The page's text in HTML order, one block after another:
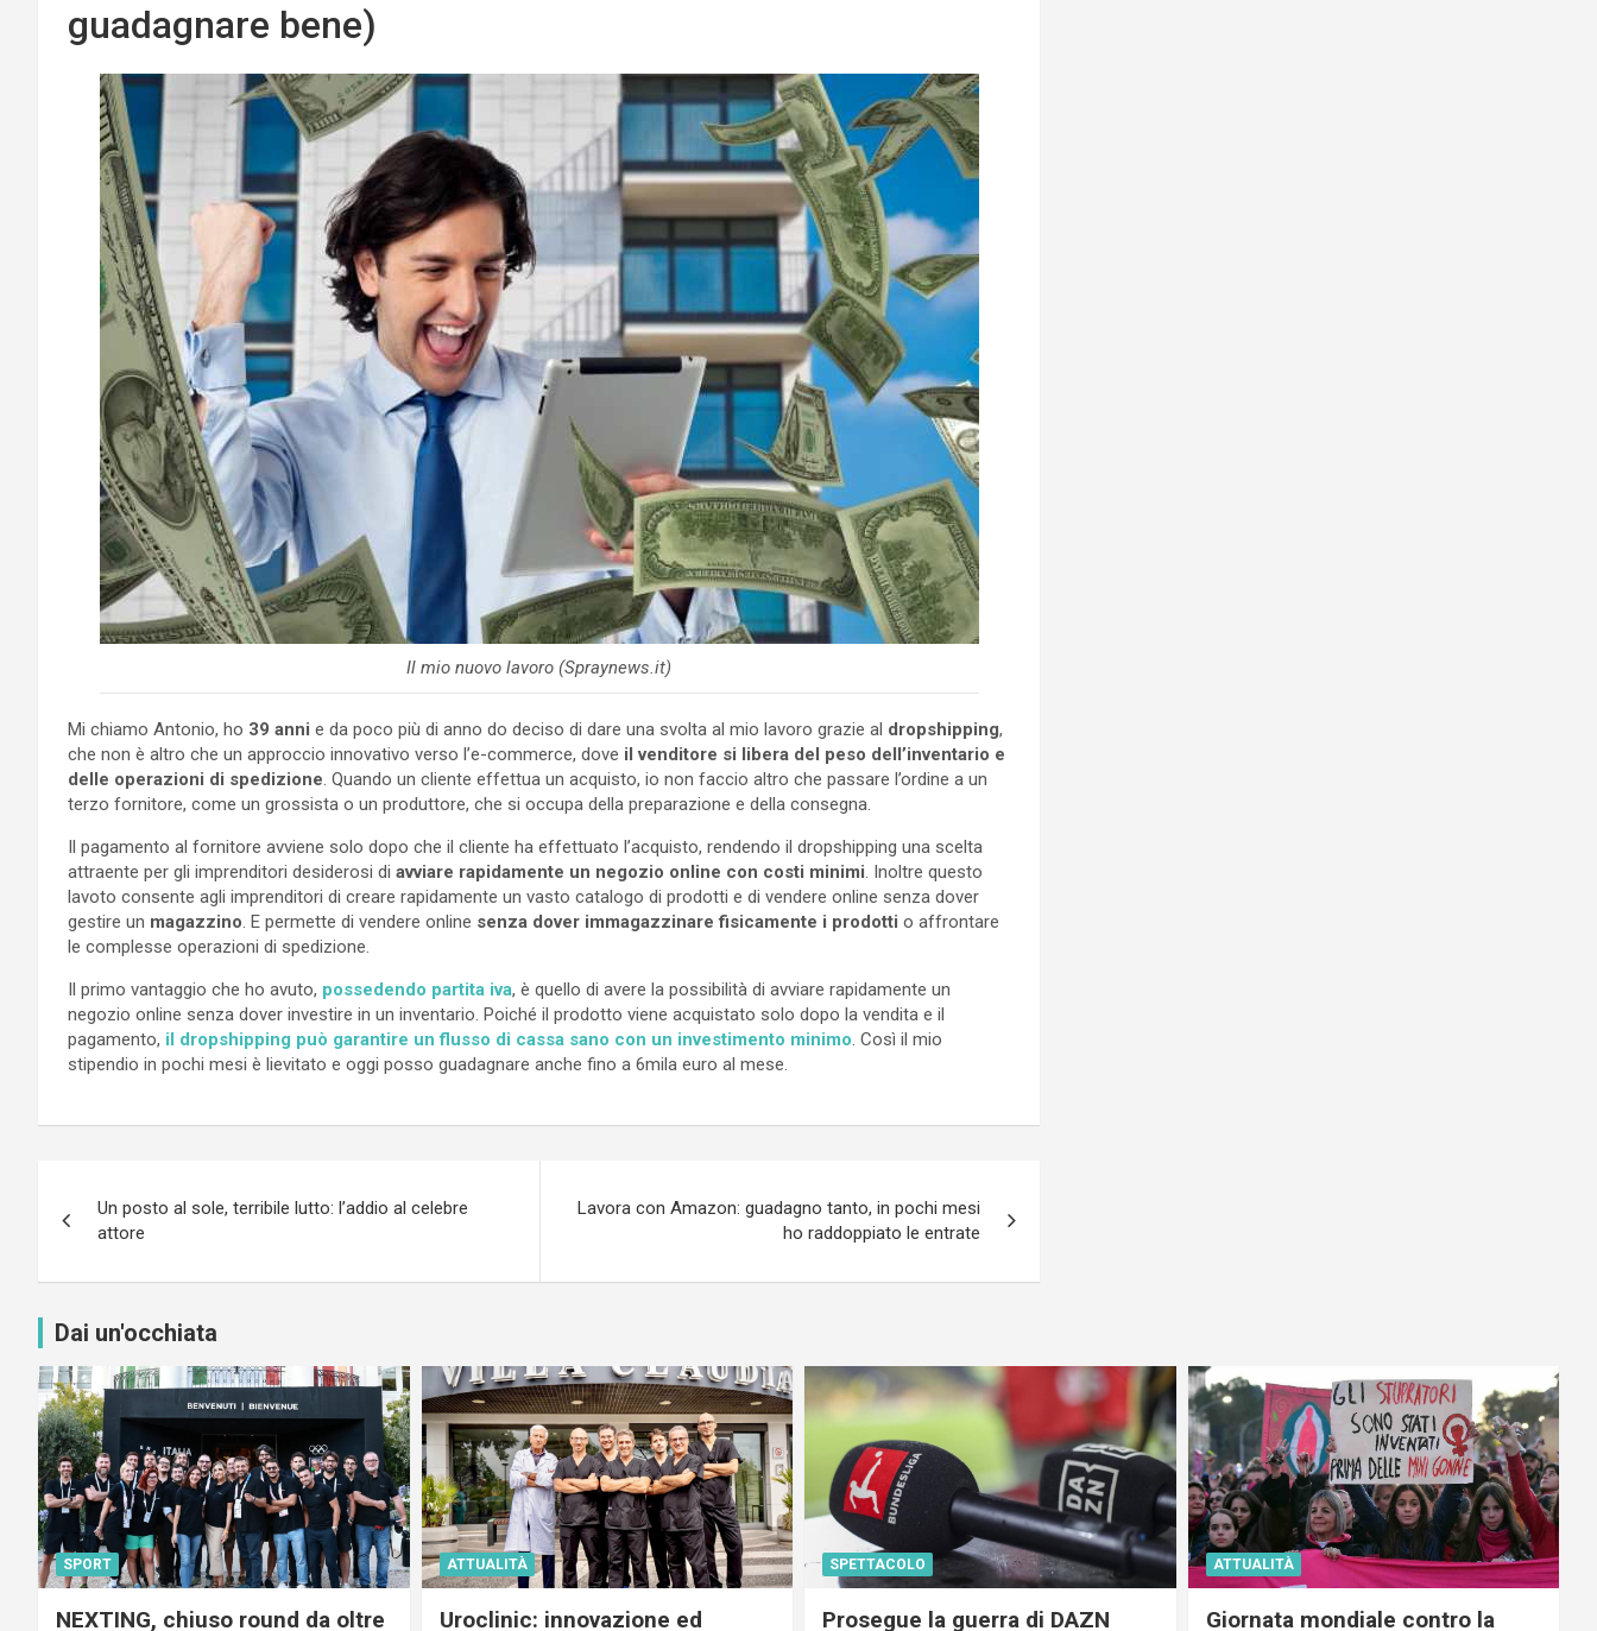
guadagnare bene)
Il mio nuovo lavoro (Spraynews.it)
Mi chiamo Antonio, ho 39 anni e da poco più di anno do deciso di dare una svolta al mio lavoro grazie al dropshipping,
che non è altro che un approccio innovativo verso l’e-commerce, dove il venditore si libera del peso dell’inventario e
delle operazioni di spedizione . Quando un cliente effettua un acquisto, io non faccio altro che passare l’ordine a un
terzo fornitore, come un grossista o un produttore, che si occupa della preparazione e della consegna.
Il pagamento al fornitore avviene solo dopo che il cliente ha effettuato l’acquisto, rendendo il dropshipping una scelta
attraente per gli imprenditori desiderosi di avviare rapidamente un negozio online con costi minimi . Inoltre questo
lavoto consente agli imprenditori di creare rapidamente un vasto catalogo di prodotti e di vendere online senza dover
gestire un magazzino . E permette di vendere online senza dover immagazzinare fisicamente i prodotti o affrontare
le complesse operazioni di spedizione.
Il primo vantaggio che ho avuto, possedendo partita iva, è quello di avere la possibilità di avviare rapidamente un
negozio online senza dover investire in un inventario. Poiché il prodotto viene acquistato solo dopo la vendita e il
pagamento, il dropshipping può garantire un flusso di cassa sano con un investimento minimo . Così il mio
stipendio in pochi mesi è lievitato e oggi posso guadagnare anche fino a 6mila euro al mese.
articoli
Un posto al sole, terribile lutto: l’addio al celebre
attore
Lavora con Amazon: guadagno tanto, in pochi mesi
ho raddoppiato le entrate
Dai un'occhiata
SPORT
NEXTING, chiuso round da oltre
ATTUALITÀ
Uroclinic: innovazione ed
SPETTACOLO
Prosegue la guerra di DAZN
ATTUALITÀ
Giornata mondiale contro la